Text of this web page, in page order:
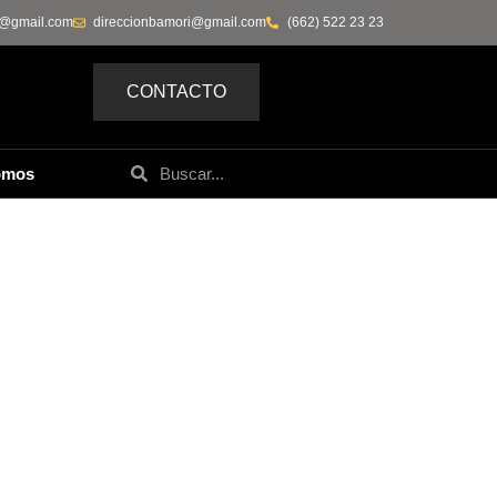
(662) 522 23 23
direccionbamori@gmail.com
CONTACTO